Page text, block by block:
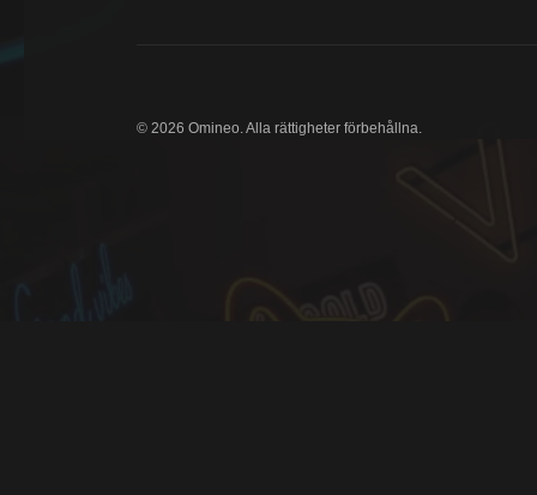
© 2026 Omineo. Alla rättigheter förbehållna.